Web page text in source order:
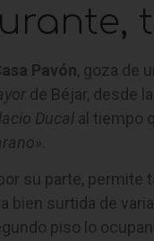
Pavón, goza de
de Béjar, desde
Ducal al tiempo
su parte, permite
bien surtida de
piso lo